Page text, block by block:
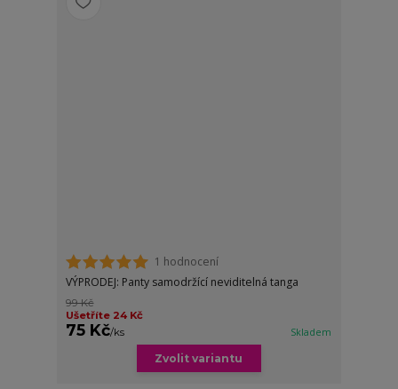
1 hodnocení
VÝPRODEJ: Panty samodržící neviditelná tanga
99 Kč
Ušetříte 24 Kč
75 Kč/ks Skladem
Zvolit variantu